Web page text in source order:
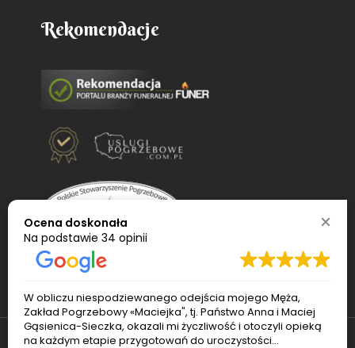
Rekomendacje
Ocena doskonała
Na podstawie 34 opinii
W obliczu niespodziewanego odejścia mojego Męża,
Zakład Pogrzebowy «Maciejka", tj. Państwo Anna i Maciej
Gąsienica-Sieczka, okazali mi życzliwość i otoczyli opieką
na każdym etapie przygotowań do uroczystości